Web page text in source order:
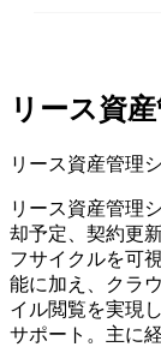
リース資
リース資産管理
リース資産管理
却予定、契約更
フサイクルを可
能に加え、クラ
イル閲覧を実現
サポート。主に